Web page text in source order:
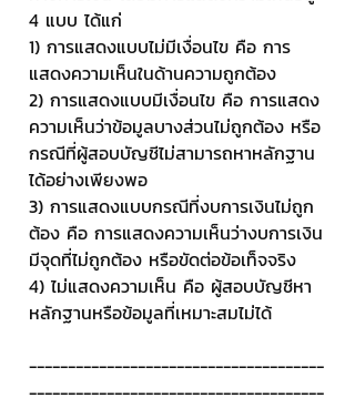
4 แบบ ได้แก่
1) การแสดงแบบไม่มีเงื่อนไข คือ การ
แสดงความเห็นในด้านความถูกต้อง
2) การแสดงแบบมีเงื่อนไข คือ การแสดง
ความเห็นว่าข้อมูลบางส่วนไม่ถูกต้อง หรือ
กรณีที่ผู้สอบบัญชีไม่สามารถหาหลักฐาน
ได้อย่างเพียงพอ
3) การแสดงแบบกรณีที่งบการเงินไม่ถูก
ต้อง คือ การแสดงความเห็นว่างบการเงิน
มีจุดที่ไม่ถูกต้อง หรือขัดต่อข้อเท็จจริง
4) ไม่แสดงความเห็น คือ ผู้สอบบัญชีหา
หลักฐานหรือข้อมูลที่เหมาะสมไม่ได้
--------------------------------------
--------------------------------------